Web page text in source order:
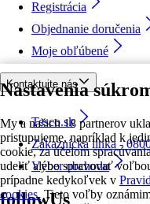
Nastavenia
My a našich 18 partnerov
pristupujeme, napríklad k
cookie, za účelom
udeliť alebo spravovať
prípadne kedykoľvek v
cookies. Tieto voľby
Registrácia
Objednanie doručenia
Moje obľúbené
Kontaktujte nás
Tesco.sk
Zákaznícka linka -
Výber obchodu
followUs